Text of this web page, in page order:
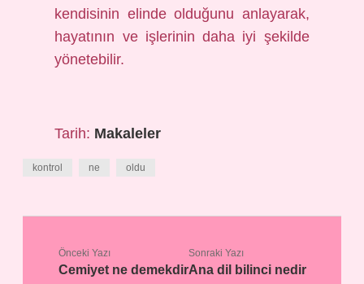
kendisinin elinde olduğunu anlayarak,
hayatının ve işlerinin daha iyi şekilde
yönetebilir.
Tarih: Makaleler
kontrol ne oldu
Önceki Yazı
Cemiyet ne demekdir
Sonraki Yazı
Ana dil bilinci nedir